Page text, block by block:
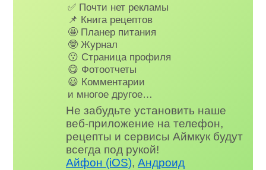
✅ Почти нет рекламы
📌 Книга рецептов
🤩 Планер питания
🤓 Журнал
😗 Страница профиля
😋 Фотоотчеты
😃 Комментарии
и многое другое…
Не забудьте установить наше
веб-приложение на телефон,
рецепты и сервисы Аймкук будут
всегда под рукой!
Айфон (iOS),Андроид